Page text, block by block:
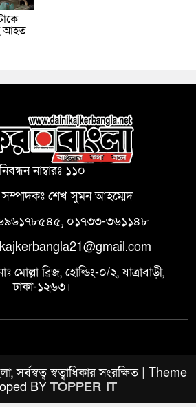
আহত
নাম্বারঃ ১১০
শেখ সুমন আহম্মেদ
০১৭৩৩-৩৬১১৪৮
মোল্লা ব্রিজ, হোল্ডিং-০/২, যাত্রাবাড়ী,
ঢাকা-১২৬৩।
স্বত্বাধিকার সংরক্ষিত | Theme
BY TOPPER IT